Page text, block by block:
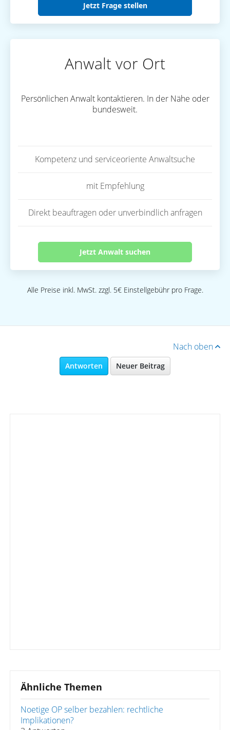
Jetzt Frage stellen
Anwalt vor Ort
Persönlichen Anwalt kontaktieren. In der Nähe oder
bundesweit.
Kompetenz und serviceoriente Anwaltsuche
mit Empfehlung
Direkt beauftragen oder unverbindlich anfragen
Jetzt Anwalt suchen
Alle Preise inkl. MwSt. zzgl. 5€ Einstellgebühr pro Frage.
Nach oben
Antworten Neuer Beitrag
Ähnliche Themen
Noetige OP selber bezahlen: rechtliche
Implikationen?